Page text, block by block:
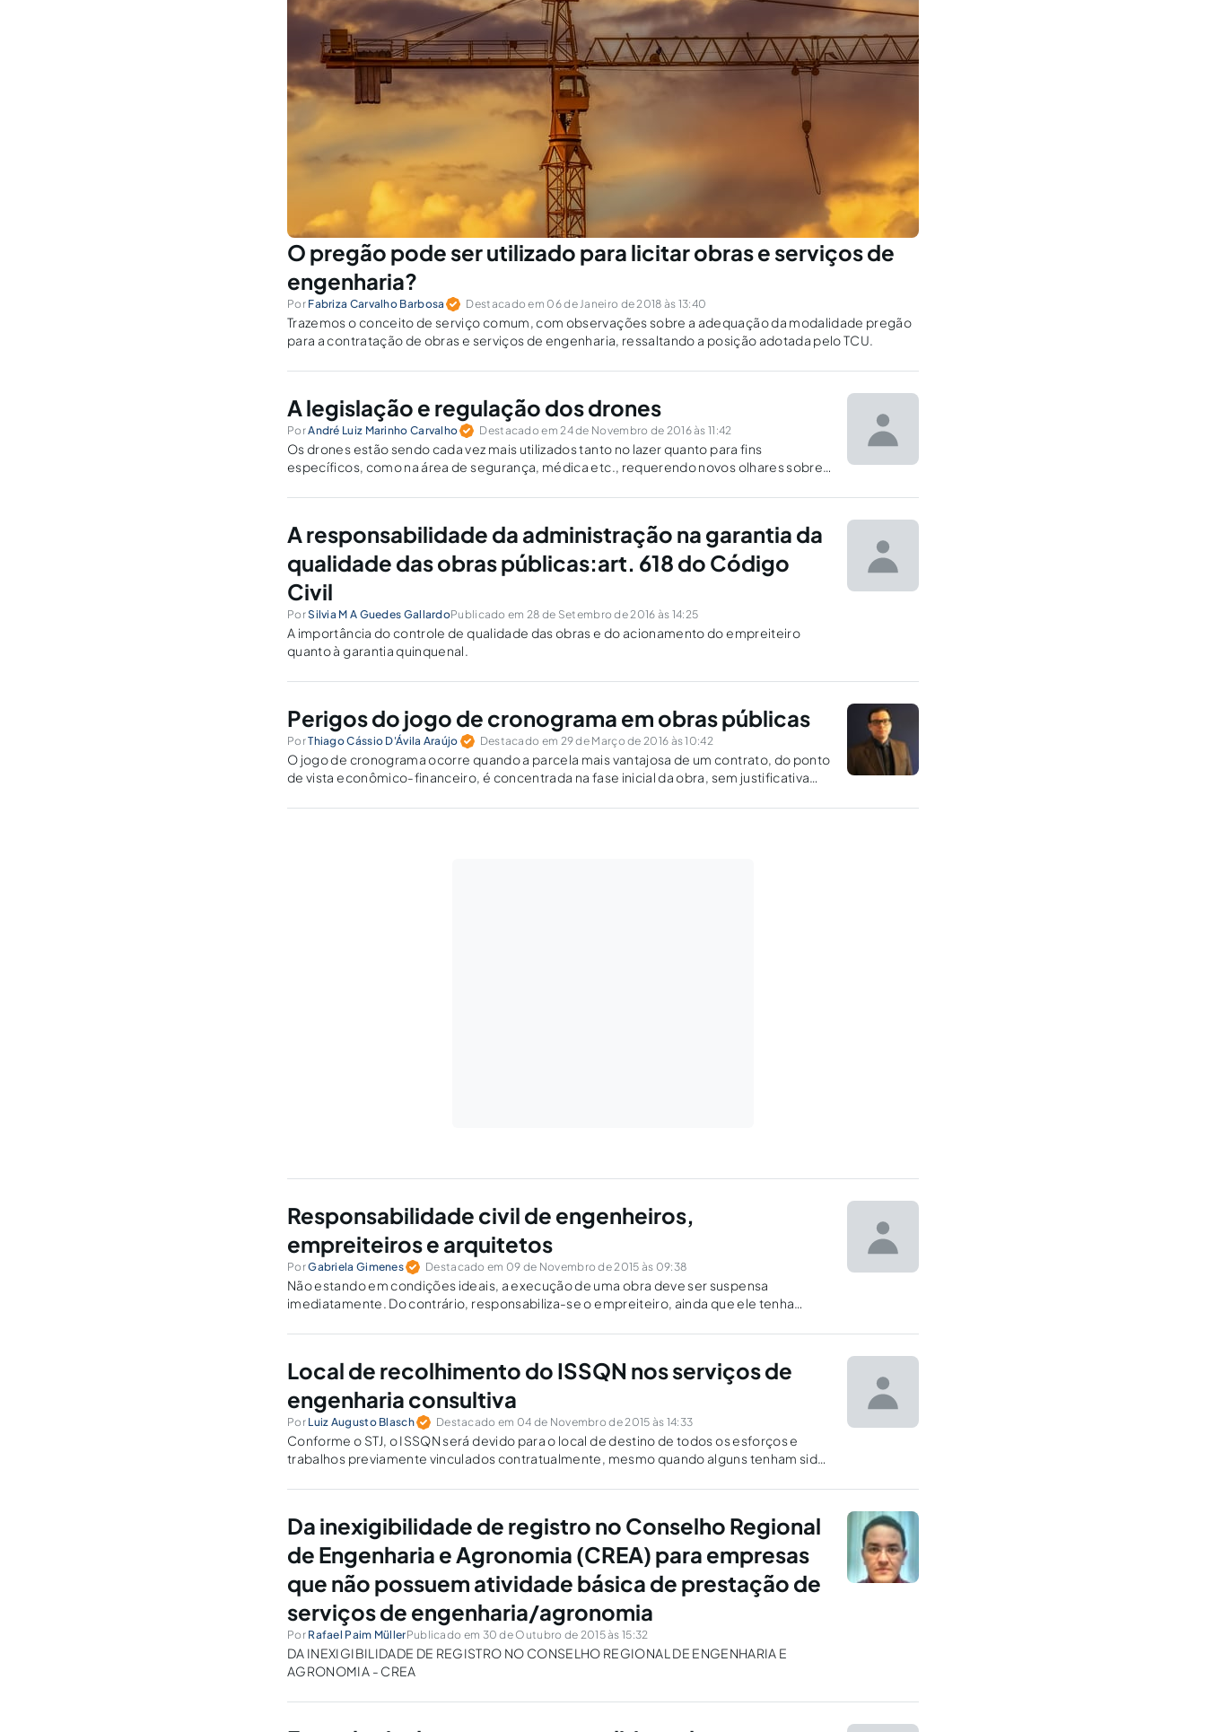
O pregão pode ser utilizado para licitar obras e serviços de
engenharia?
Por Fabriza Carvalho Barbosa Destacado em 06 de Janeiro de 2018 às 13:40
Trazemos o conceito de serviço comum, com observações sobre a adequação da modalidade pregão
para a contratação de obras e serviços de engenharia, ressaltando a posição adotada pelo TCU.
A legislação e regulação dos drones
PorAndré Luiz Marinho Carvalho Destacado em 24 de Novembro de 2016 às 11:42
Os drones estão sendo cada vez mais utilizados tanto no lazer quanto para fins
específicos, como na área de segurança, médica etc., requerendo novos olhares sobre a
A responsabilidade da administração na garantia da
qualidade das obras públicas:art. 618 do Código
Civil
PorSilvia M A Guedes GallardoPublicado em 28 de Setembro de 2016 às 14:25
A importância do controle de qualidade das obras e do acionamento do empreiteiro
quanto à garantia quinquenal.
Perigos do jogo de cronograma em obras públicas
PorThiago Cássio D'Ávila Araújo Destacado em 29 de Março de 2016 às 10:42
O jogo de cronograma ocorre quando a parcela mais vantajosa de um contrato, do ponto
de vista econômico-financeiro, é concentrada na fase inicial da obra, sem justificativa
Responsabilidade civil de engenheiros,
empreiteiros e arquitetos
PorGabriela Gimenes Destacado em 09 de Novembro de 2015 às 09:38
Não estando em condições ideais, a execução de uma obra deve ser suspensa
imediatamente. Do contrário, responsabiliza-se o empreiteiro, ainda que ele tenha
Local de recolhimento do ISSQN nos serviços de
engenharia consultiva
Por Luiz Augusto Blasch Destacado em 04 de Novembro de 2015 às 14:33
Conforme o STJ, o ISSQN será devido para o local de destino de todos os esforços e
trabalhos previamente vinculados contratualmente, mesmo quando alguns tenham sido
Da inexigibilidade de registro no Conselho Regional
de Engenharia e Agronomia (CREA) para empresas
que não possuem atividade básica de prestação de
serviços de engenharia/agronomia
Por Rafael Paim MüllerPublicado em 30 de Outubro de 2015 às 15:32
DA INEXIGIBILIDADE DE REGISTRO NO CONSELHO REGIONAL DE ENGENHARIA E
AGRONOMIA - CREA